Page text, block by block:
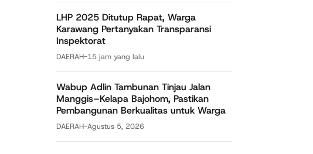
LHP 2025 Ditutup Rapat, Warga
Karawang Pertanyakan Transparansi
Inspektorat
DAERAH-15 jam yang lalu
Wabup Adlin Tambunan Tinjau Jalan
Manggis–Kelapa Bajohom, Pastikan
Pembangunan Berkualitas untuk Warga
DAERAH-Agustus 5, 2026